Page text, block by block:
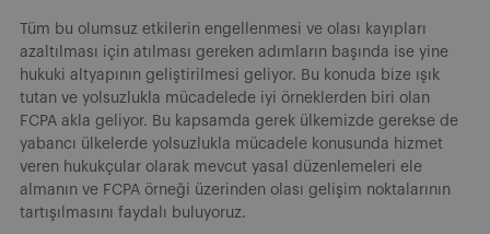
Tüm bu olumsuz etkilerin engellenmesi ve olası kayıpları
azaltılması için atılması gereken adımların başında ise yine
hukuki altyapının geliştirilmesi geliyor. Bu konuda bize ışık
tutan ve yolsuzlukla mücadelede iyi örneklerden biri olan
FCPA akla geliyor. Bu kapsamda gerek ülkemizde gerekse de
yabancı ülkelerde yolsuzlukla mücadele konusunda hizmet
veren hukukçular olarak mevcut yasal düzenlemeleri ele
almanın ve FCPA örneği üzerinden olası gelişim noktalarının
tartışılmasını faydalı buluyoruz.